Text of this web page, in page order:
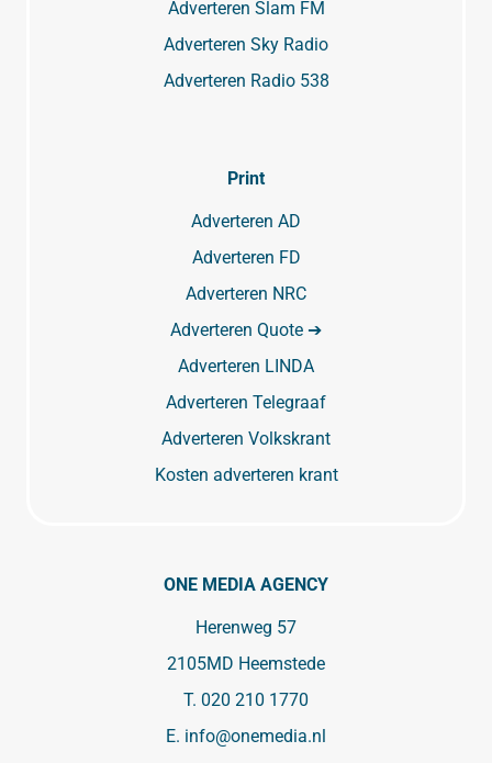
Adverteren Slam FM
Adverteren Sky Radio
Adverteren Radio 538
Print
Adverteren AD
Adverteren FD
Adverteren NRC
Adverteren Quote ➔
Adverteren LINDA
Adverteren Telegraaf
Adverteren Volkskrant
Kosten adverteren krant
ONE MEDIA AGENCY
Herenweg 57
2105MD Heemstede
T. 020 210 1770
E. info@onemedia.nl